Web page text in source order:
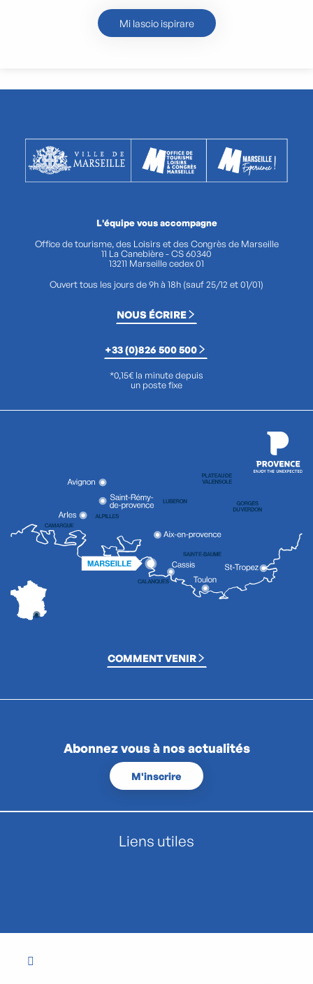
Mi lascio ispirare
L'équipe vous accompagne
Office de tourisme, des Loisirs et des Congrès de Marseille
11 La Canebière - CS 60340
13211 Marseille cedex 01
Ouvert tous les jours de 9h à 18h (sauf 25/12 et 01/01)
NOUS ÉCRIRE
+33 (0)826 500 500
*0,15€ la minute depuis
un poste fixe
COMMENT VENIR
Abonnez vous à nos actualités
M'inscrire
Liens utiles